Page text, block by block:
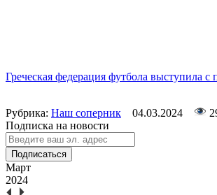
Греческая федерация футбола выступила с
Рубрика: Наш соперник 04.03.2024
Подписка на новости
Подписаться
Март
2024